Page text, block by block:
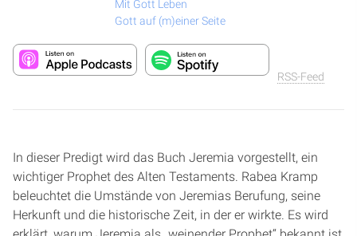
Mit Gott Leben
Gott auf (m)einer Seite
RSS-Feed
In dieser Predigt wird das Buch Jeremia vorgestellt, ein
wichtiger Prophet des Alten Testaments. Rabea Kramp
beleuchtet die Umstände von Jeremias Berufung, seine
Herkunft und die historische Zeit, in der er wirkte. Es wird